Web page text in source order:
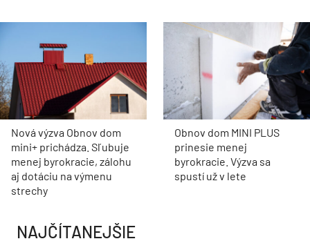
Nová výzva Obnov dom
mini+ prichádza. Sľubuje
menej byrokracie, zálohu
aj dotáciu na výmenu
strechy
Obnov dom MINI PLUS
prinesie menej
byrokracie. Výzva sa
spustí už v lete
NAJČÍTANEJŠIE